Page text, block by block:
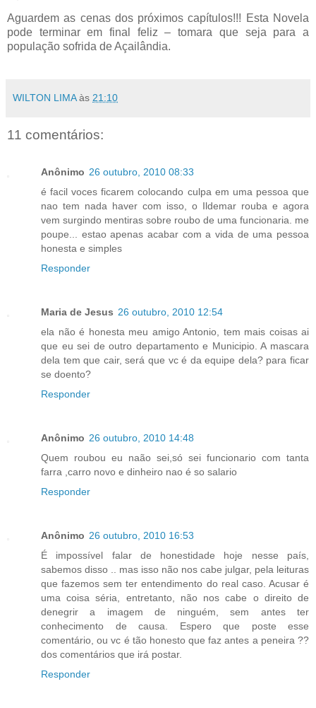
Aguardem as cenas dos próximos capítulos!!! Esta Novela
pode terminar em final feliz – tomara que seja para a
população sofrida de Açailândia.
WILTON LIMA às 21:10
11 comentários:
Anônimo 26 outubro, 2010 08:33
é facil voces ficarem colocando culpa em uma pessoa que
nao tem nada haver com isso, o Ildemar rouba e agora
vem surgindo mentiras sobre roubo de uma funcionaria. me
poupe... estao apenas acabar com a vida de uma pessoa
honesta e simples
Responder
Maria de Jesus 26 outubro, 2010 12:54
ela não é honesta meu amigo Antonio, tem mais coisas ai
que eu sei de outro departamento e Municipio. A mascara
dela tem que cair, será que vc é da equipe dela? para ficar
se doento?
Responder
Anônimo 26 outubro, 2010 14:48
Quem roubou eu naão sei,só sei funcionario com tanta
farra ,carro novo e dinheiro nao é so salario
Responder
Anônimo 26 outubro, 2010 16:53
É impossível falar de honestidade hoje nesse país,
sabemos disso .. mas isso não nos cabe julgar, pela leituras
que fazemos sem ter entendimento do real caso. Acusar é
uma coisa séria, entretanto, não nos cabe o direito de
denegrir a imagem de ninguém, sem antes ter
conhecimento de causa. Espero que poste esse
comentário, ou vc é tão honesto que faz antes a peneira ??
dos comentários que irá postar.
Responder